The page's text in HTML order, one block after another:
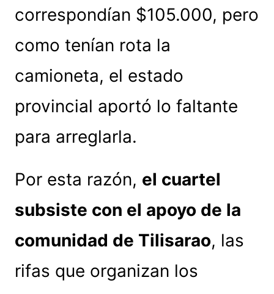
correspondían $105.000, pero
como tenían rota la
camioneta, el estado
provincial aportó lo faltante
para arreglarla.
Por esta razón, el cuartel
subsiste con el apoyo de la
comunidad de Tilisarao, las
rifas que organizan los